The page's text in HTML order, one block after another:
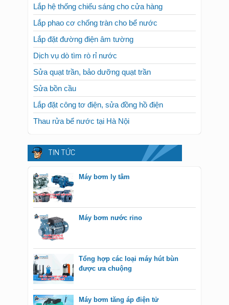
Lắp hệ thống chiếu sáng cho cửa hàng
Lắp phao cơ chống tràn cho bể nước
Lắp đặt đường điện âm tường
Dịch vụ dò tìm rò rỉ nước
Sửa quạt trần, bảo dưỡng quạt trần
Sửa bồn cầu
Lắp đặt công tơ điện, sửa đồng hồ điện
Thau rửa bể nước tại Hà Nội
TIN TỨC
Máy bơm ly tâm
Máy bơm nước rino
Tổng hợp các loại máy hút bùn
được ưa chuộng
Máy bơm tăng áp điện tử